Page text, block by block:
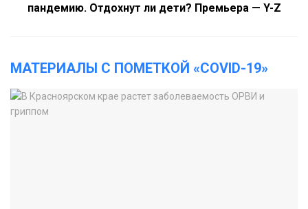
пандемию. Отдохнут ли дети? Премьера — Y-Z
МАТЕРИАЛЫ С ПОМЕТКОЙ «COVID-19»